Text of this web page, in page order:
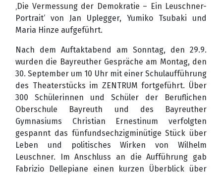
‚Die Vermessung der Demokratie – Ein Leuschner-
Portrait‘ von Jan Uplegger, Yumiko Tsubaki und
Maria Hinze aufgeführt.
Nach dem Auftaktabend am Sonntag, den 29.9.
wurden die Bayreuther Gespräche am Montag, den
30. September um 10 Uhr mit einer Schulaufführung
des Theaterstücks im ZENTRUM fortgeführt. Über
300 Schülerinnen und Schüler der Beruflichen
Oberschule Bayreuth und des Bayreuther
Gymnasiums Christian Ernestinum verfolgten
gespannt das fünfundsechzigminütige Stück über
Leben und politisches Wirken von Wilhelm
Leuschner. Im Anschluss an die Aufführung gab
Fabrizio Dellepiane einen kurzen Überblick über